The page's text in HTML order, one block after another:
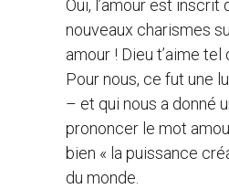
Oui, l’amour est
nouveaux charismes
amour ! Dieu t’aime
Pour nous, ce fut une
– et qui nous a donné
prononcer le mot
bien « la puissance
du monde.